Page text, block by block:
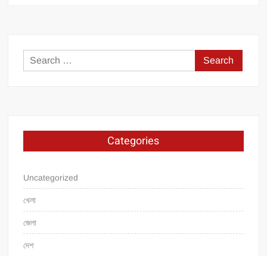
Search
for:
Categories
Uncategorized
খেলা
জেলা
দেশ